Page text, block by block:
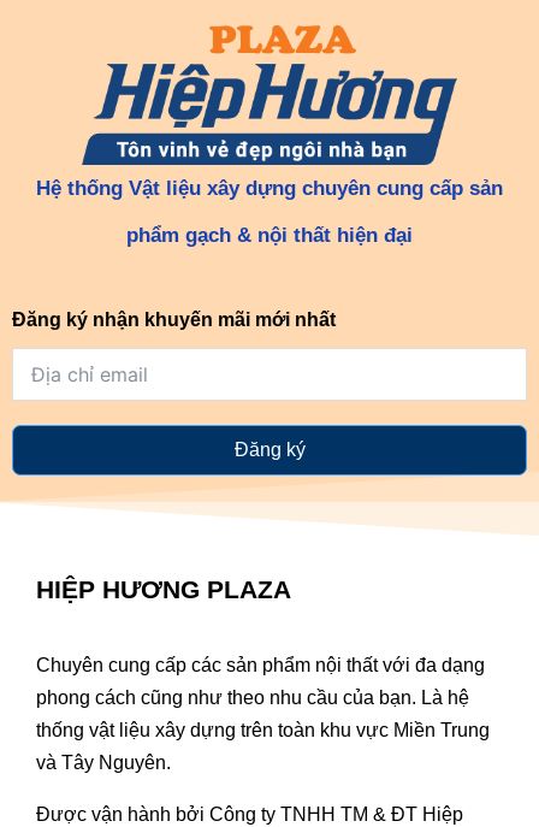
Hệ thống Vật liệu xây dựng chuyên cung cấp sản
phẩm gạch & nội thất hiện đại
Đăng ký nhận khuyến mãi mới nhất
Đăng ký
HIỆP HƯƠNG PLAZA
Chuyên cung cấp các sản phẩm nội thất với đa dạng
phong cách cũng như theo nhu cầu của bạn. Là hệ
thống vật liệu xây dựng trên toàn khu vực Miền Trung
và Tây Nguyên.
Được vận hành bởi Công ty TNHH TM & ĐT Hiệp